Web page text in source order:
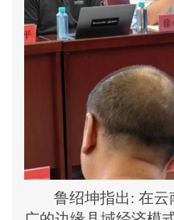
鲁绍坤指出: 在云